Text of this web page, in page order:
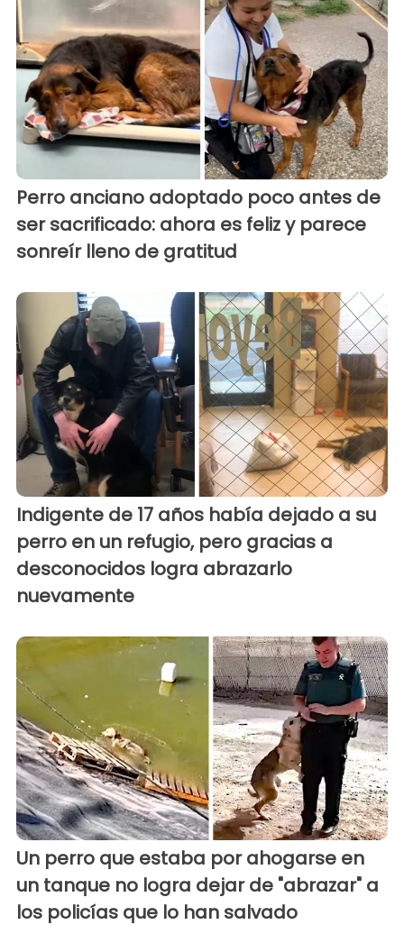
Perro anciano adoptado poco antes de
ser sacrificado: ahora es feliz y parece
sonreír lleno de gratitud
Indigente de 17 años había dejado a su
perro en un refugio, pero gracias a
desconocidos logra abrazarlo
nuevamente
Un perro que estaba por ahogarse en
un tanque no logra dejar de "abrazar" a
los policías que lo han salvado